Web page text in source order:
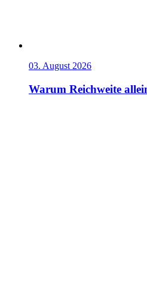
03. August 2026
Warum Reichweite